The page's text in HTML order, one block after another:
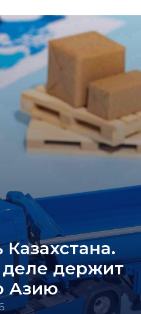
деле держит
Азию